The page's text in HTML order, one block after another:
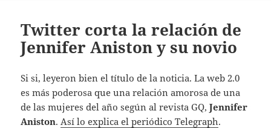
Twitter corta la relación de
Jennifer Aniston y su novio
Si si, leyeron bien el título de la noticia. La web 2.0
es más poderosa que una relación amorosa de una
de las mujeres del año según al revista GQ,Jennifer
Aniston. Así lo explica el periódico Telegraph.